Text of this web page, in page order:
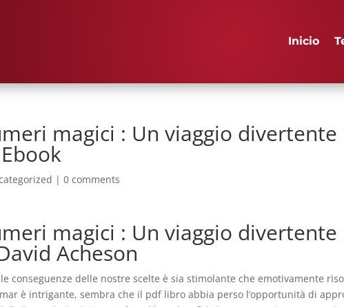
Inicio
magici : Un viaggio divertente
|0 comments
magici : Un viaggio divertente
Acheson
conseguenze delle nostre scelte è sia stimolante che emotivamente
è intrigante, sembra che il pdf libro abbia perso l’opportunità di